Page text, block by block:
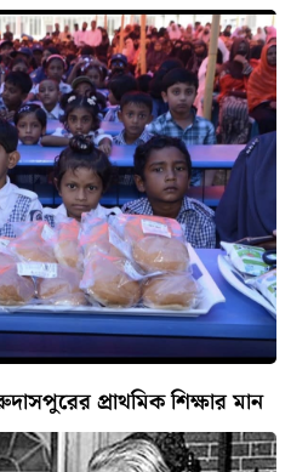
প্রাথমিক শিক্ষার মান